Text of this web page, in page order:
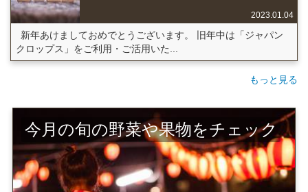
2023.01.04
新年あけましておめでとうございます。 旧年中は「ジャパン
クロップス」をご利用・ご活用いた...
もっと見る
今月の旬の野菜や果物をチェック